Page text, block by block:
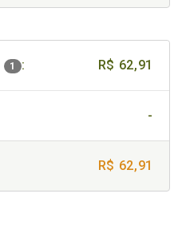
1 : R$ 62,91
-
R$ 62,91